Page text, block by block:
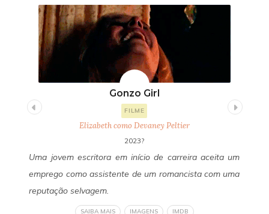
Gonzo Girl
FILME
Elizabeth como Devaney Peltier
2023?
Uma jovem escritora em início de carreira aceita um
emprego como assistente de um romancista com uma
reputação selvagem.
SAIBA MAIS IMAGENS IMDB